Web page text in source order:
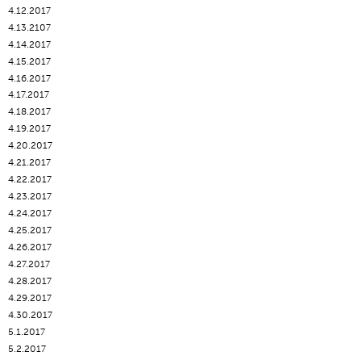
4.12.2017
4.13.2107
4.14.2017
4.15.2017
4.16.2017
4.17.2017
4.18.2017
4.19.2017
4.20.2017
4.21.2017
4.22.2017
4.23.2017
4.24.2017
4.25.2017
4.26.2017
4.27.2017
4.28.2017
4.29.2017
4.30.2017
5.1.2017
5.2.2017